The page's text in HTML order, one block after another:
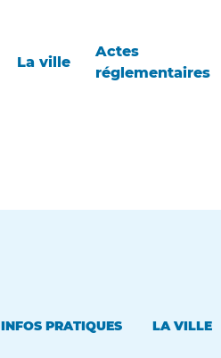
La ville
Actes
réglementaires
INFOS PRATIQUES LA VILLE